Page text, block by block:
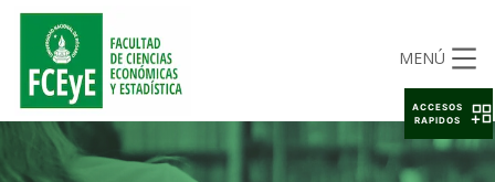
MENÚ
ACCESOS
RAPIDOS